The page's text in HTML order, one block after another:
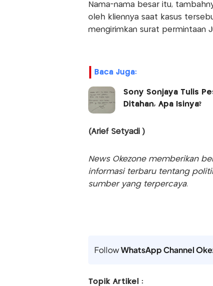
Nama-nama besar itu,
oleh kliennya saat kasus
mengirimkan surat permintaan
Baca Juga:
Sony Sonjaya Tulis
Ditahan, Apa Isinya?
(Arief Setyadi )
News Okezone memberikan
informasi terbaru tentang
sumber yang terpercaya.
FollowWhatsApp Channel
Topik Artikel :